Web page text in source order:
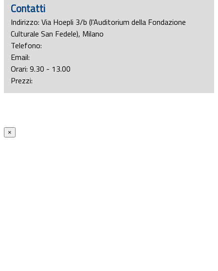
Contatti
Indirizzo: Via Hoepli 3/b (l'Auditorium della Fondazione
Culturale San Fedele), Milano
Telefono:
Email:
Orari: 9.30 - 13.00
Prezzi:
×